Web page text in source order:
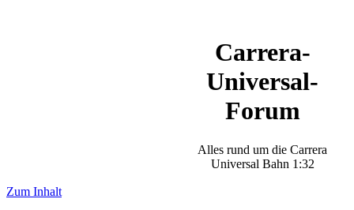
Carrera-
Universal-
Forum
Alles rund um die Carrera
Universal Bahn 1:32
Zum Inhalt